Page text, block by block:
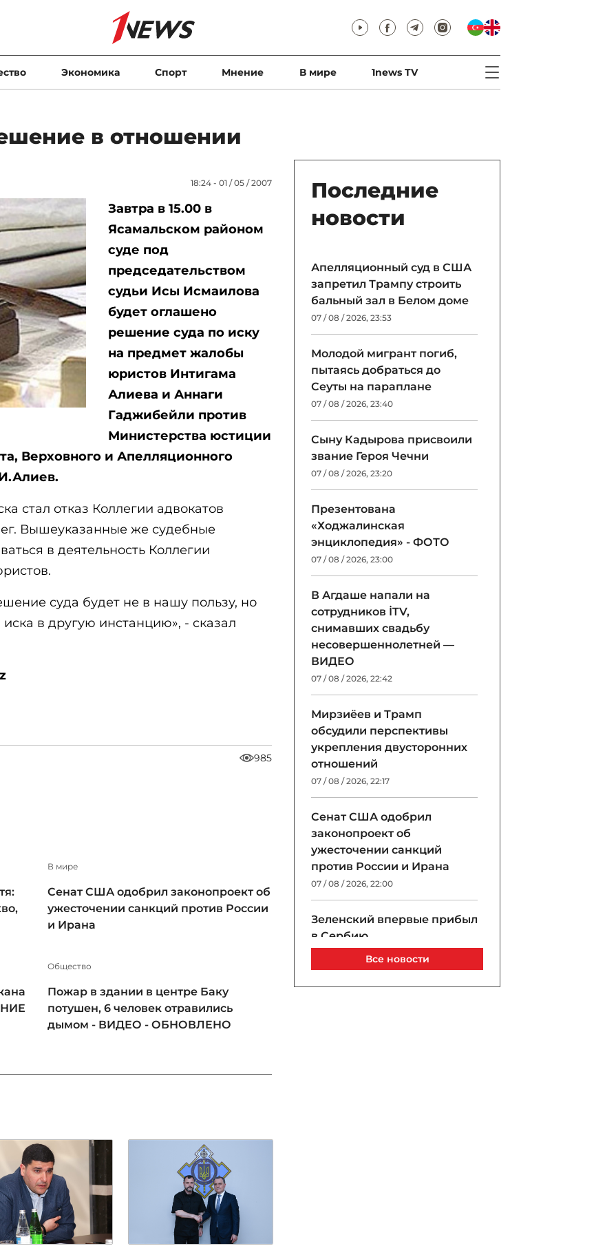
Экономика Спорт Мнение В мире 1news TV
в отношении
18:24 - 01 / 05 / 2007
Завтра в 15.00 в
Ясамальском районом
суде под
председательством
судьи Исы Исмаилова
будет оглашено
решение суда по иску
на предмет жалобы
юристов Интигама
Алиева и Аннаги
Гаджибейли против
Министерства юстиции
Верховного и Апелляционного
стал отказ Коллегии адвокатов
Вышеуказанные же судебные
в деятельность Коллегии
суда будет не в нашу пользу, но
в другую инстанцию», - сказал
985
В мире
Сенат США одобрил законопроект об
ужесточении санкций против России
и Ирана
Общество
Пожар в здании в центре Баку
потушен, 6 человек отравились
дымом - ВИДЕО - ОБНОВЛЕНО
Последние
новости
Апелляционный суд в США
запретил Трампу строить
бальный зал в Белом доме
07 / 08 / 2026, 23:53
Молодой мигрант погиб,
пытаясь добраться до
Сеуты на параплане
07 / 08 / 2026, 23:40
Сыну Кадырова присвоили
звание Героя Чечни
07 / 08 / 2026, 23:20
Презентована
«Ходжалинская
энциклопедия» - ФОТО
07 / 08 / 2026, 23:00
В Агдаше напали на
сотрудников İTV,
снимавших свадьбу
несовершеннолетней —
ВИДЕО
07 / 08 / 2026, 22:42
Мирзиёев и Трамп
обсудили перспективы
укрепления двусторонних
отношений
07 / 08 / 2026, 22:17
Сенат США одобрил
законопроект об
ужесточении санкций
против России и Ирана
07 / 08 / 2026, 22:00
Зеленский впервые прибыл
в Сербию
07 / 08 / 2026, 21:40
Анар Байрамов уволил
Все новости